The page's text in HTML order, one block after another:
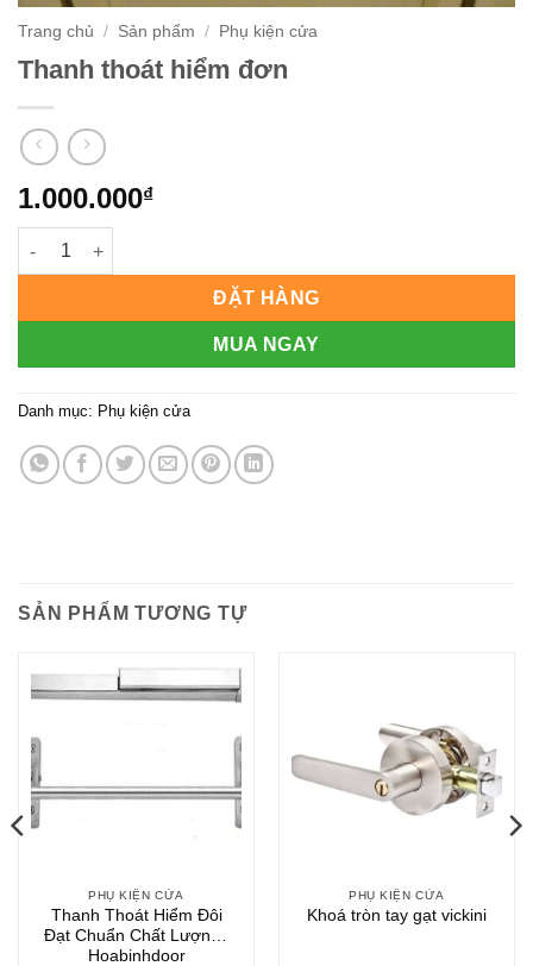
Trang chủ / Sản phẩm / Phụ kiện cửa
Thanh thoát hiểm đơn
1.000.000₫
Thanh thoát hiểm đơn số lượng
ĐẶT HÀNG
MUA NGAY
Danh mục: Phụ kiện cửa
SẢN PHẨM TƯƠNG TỰ
PHỤ KIỆN CỬA
Thanh Thoát Hiểm Đôi
Đạt Chuẩn Chất Lượng |
Hoabinhdoor
PHỤ KIỆN CỬA
Khoá tròn tay gạt vickini